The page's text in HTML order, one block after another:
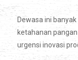
Dewasa ini
ketahanan
urgensi inovasi